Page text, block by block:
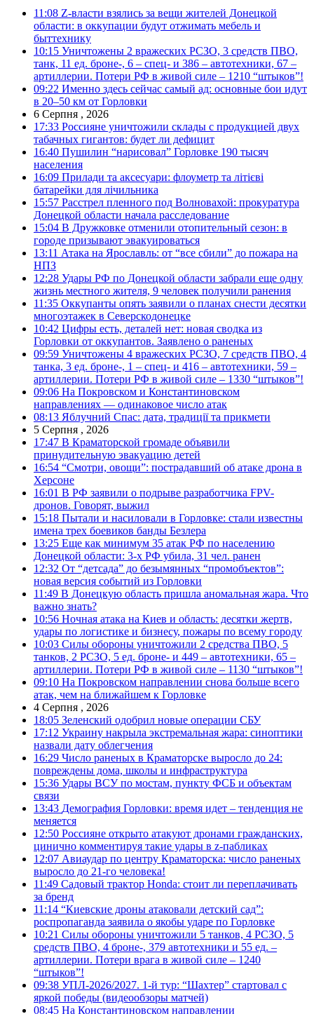
11:08 Z-власти взялись за вещи жителей Донецкой
области: в оккупации будут отжимать мебель и
быттехнику
10:15 Уничтожены 2 вражеских РСЗО, 3 средств ПВО,
танк, 11 ед. броне-, 6 – спец- и 386 – автотехники, 67 –
артиллерии. Потери РФ в живой силе – 1210 “штыков”!
09:22 Именно здесь сейчас самый ад: основные бои идут
в 20–50 км от Горловки
6 Серпня , 2026
17:33 Россияне уничтожили склады с продукцией двух
табачных гигантов: будет ли дефицит
16:40 Пушилин “нарисовал” Горловке 190 тысяч
населения
16:09 Прилади та аксесуари: флоуметр та літієві
батарейки для лічильника
15:57 Расстрел пленного под Волновахой: прокуратура
Донецкой области начала расследование
15:04 В Дружковке отменили отопительный сезон: в
городе призывают эвакуироваться
13:11 Атака на Ярославль: от “все сбили” до пожара на
НПЗ
12:28 Удары РФ по Донецкой области забрали еще одну
жизнь местного жителя, 9 человек получили ранения
11:35 Оккупанты опять заявили о планах снести десятки
многоэтажек в Северскодонецке
10:42 Цифры есть, деталей нет: новая сводка из
Горловки от оккупантов. Заявлено о раненых
09:59 Уничтожены 4 вражеских РСЗО, 7 средств ПВО, 4
танка, 3 ед. броне-, 1 – спец- и 416 – автотехники, 59 –
артиллерии. Потери РФ в живой силе – 1330 “штыков”!
09:06 На Покровском и Константиновском
направлениях — одинаковое число атак
08:13 Яблучний Спас: дата, традиції та прикмети
5 Серпня , 2026
17:47 В Краматорской громаде объявили
принудительную эвакуацию детей
16:54 “Смотри, овощи”: пострадавший об атаке дрона в
Херсоне
16:01 В РФ заявили о подрыве разработчика FPV-
дронов. Говорят, выжил
15:18 Пытали и насиловали в Горловке: стали известны
имена трех боевиков банды Безлера
13:25 Еще как минимум 35 атак РФ по населению
Донецкой области: 3-х РФ убила, 31 чел. ранен
12:32 От “детсада” до безымянных “промобъектов”:
новая версия событий из Горловки
11:49 В Донецкую область пришла аномальная жара. Что
важно знать?
10:56 Ночная атака на Киев и область: десятки жертв,
удары по логистике и бизнесу, пожары по всему городу
10:03 Силы обороны уничтожили 2 средства ПВО, 5
танков, 2 РСЗО, 5 ед. броне- и 449 – автотехники, 65 –
артиллерии. Потери РФ в живой силе – 1130 “штыков”!
09:10 На Покровском направлении снова больше всего
атак, чем на ближайшем к Горловке
4 Серпня , 2026
18:05 Зеленский одобрил новые операции СБУ
17:12 Украину накрыла экстремальная жара: синоптики
назвали дату облегчения
16:29 Число раненых в Краматорске выросло до 24:
повреждены дома, школы и инфраструктура
15:36 Удары ВСУ по мостам, пункту ФСБ и объектам
связи
13:43 Демография Горловки: время идет – тенденция не
меняется
12:50 Россияне открыто атакуют дронами гражданских,
цинично комментируя такие удары в z-пабликах
12:07 Авиаудар по центру Краматорска: число раненых
выросло до 21-го человека!
11:49 Садовый трактор Honda: стоит ли переплачивать
за бренд
11:14 “Киевские дроны атаковали детский сад”:
роспропаганда заявила о якобы ударе по Горловке
10:21 Силы обороны уничтожили 5 танков, 4 РСЗО, 5
средств ПВО, 4 броне-, 379 автотехники и 55 ед. –
артиллерии. Потери врага в живой силе – 1240
“штыков”!
09:38 УПЛ-2026/2027. 1-й тур: “Шахтер” стартовал с
яркой победы (видеообзоры матчей)
08:45 На Константиновском направлении